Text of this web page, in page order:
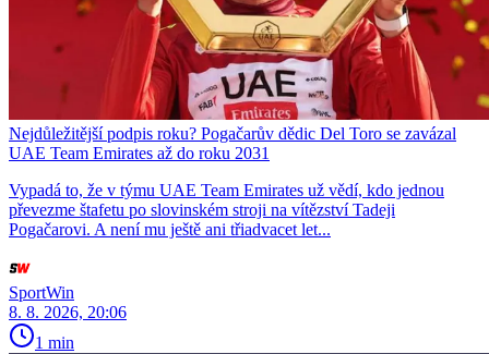
Nejdůležitější podpis roku? Pogačarův dědic Del Toro se zavázal
UAE Team Emirates až do roku 2031
Vypadá to, že v týmu UAE Team Emirates už vědí, kdo jednou
převezme štafetu po slovinském stroji na vítězství Tadeji
Pogačarovi. A není mu ještě ani třiadvacet let...
SportWin
8. 8. 2026, 20:06
1 min